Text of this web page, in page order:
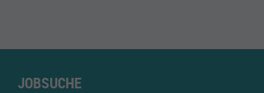
JOBSUCHE